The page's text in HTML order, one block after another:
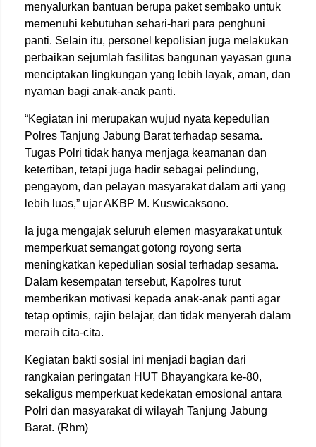
menyalurkan bantuan berupa paket sembako untuk
memenuhi kebutuhan sehari-hari para penghuni
panti. Selain itu, personel kepolisian juga melakukan
perbaikan sejumlah fasilitas bangunan yayasan guna
menciptakan lingkungan yang lebih layak, aman, dan
nyaman bagi anak-anak panti.
“Kegiatan ini merupakan wujud nyata kepedulian
Polres Tanjung Jabung Barat terhadap sesama.
Tugas Polri tidak hanya menjaga keamanan dan
ketertiban, tetapi juga hadir sebagai pelindung,
pengayom, dan pelayan masyarakat dalam arti yang
lebih luas,” ujarAKBP M. Kuswicaksono.
Ia juga mengajak seluruh elemen masyarakat untuk
memperkuat semangat gotong royong serta
meningkatkan kepedulian sosial terhadap sesama.
Dalam kesempatan tersebut, Kapolres turut
memberikan motivasi kepada anak-anak panti agar
tetap optimis, rajin belajar, dan tidak menyerah dalam
meraih cita-cita.
Kegiatan bakti sosial ini menjadi bagian dari
rangkaian peringatan HUT Bhayangkara ke-80,
sekaligus memperkuat kedekatan emosional antara
Polri dan masyarakat di wilayah Tanjung Jabung
Barat. (Rhm)